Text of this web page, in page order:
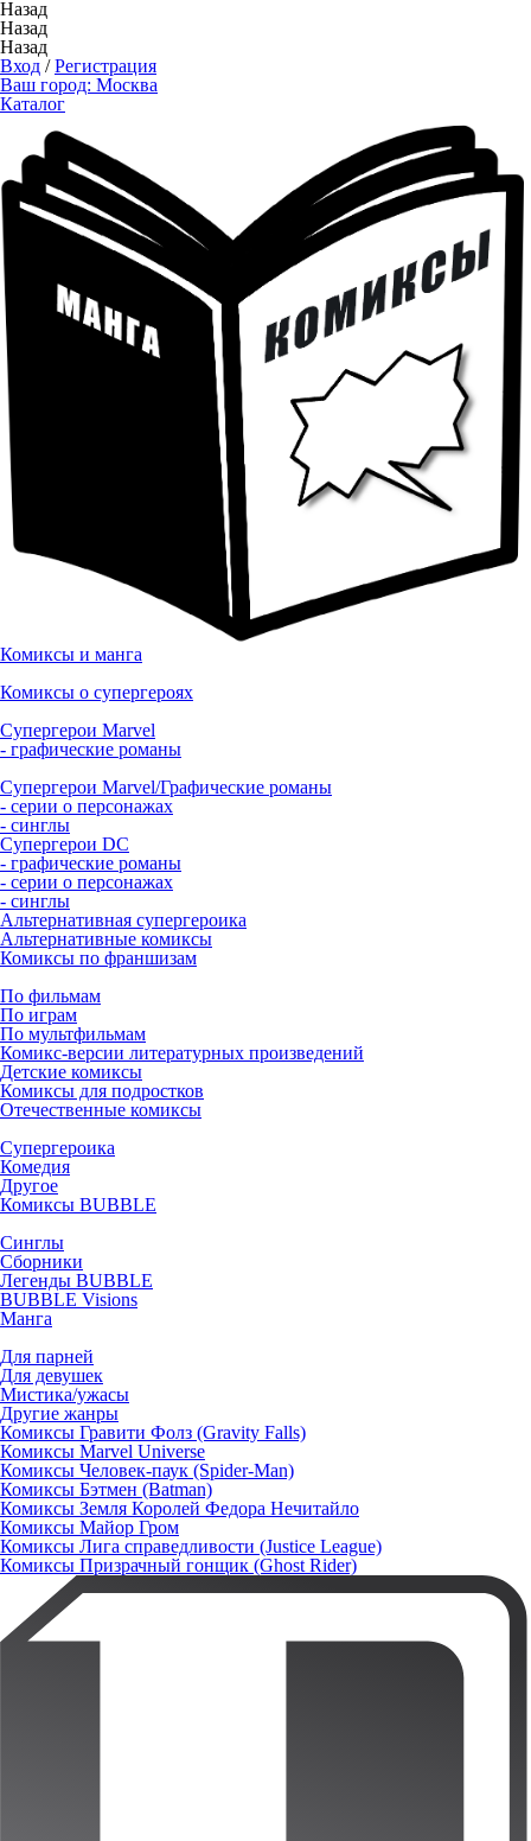
Назад
Назад
Назад
Вход /Регистрация
Ваш город: Москва
Каталог
Комиксы и манга
Комиксы о супергероях
Супергерои Marvel
- графические романы
Супергерои Marvel/Графические романы
- серии о персонажах
- синглы
Супергерои DC
- графические романы
- серии о персонажах
- синглы
Альтернативная супергероика
Альтернативные комиксы
Комиксы по франшизам
По фильмам
По играм
По мультфильмам
Комикс-версии литературных произведений
Детские комиксы
Комиксы для подростков
Отечественные комиксы
Супергероика
Комедия
Другое
Комиксы BUBBLE
Синглы
Сборники
Легенды BUBBLE
BUBBLE Visions
Манга
Для парней
Для девушек
Мистика/ужасы
Другие жанры
Комиксы Гравити Фолз (Gravity Falls)
Комиксы Marvel Universe
Комиксы Человек-паук (Spider-Man)
Комиксы Бэтмен (Batman)
Комиксы Земля Королей Федора Нечитайло
Комиксы Майор Гром
Комиксы Лига справедливости (Justice League)
Комиксы Призрачный гонщик (Ghost Rider)